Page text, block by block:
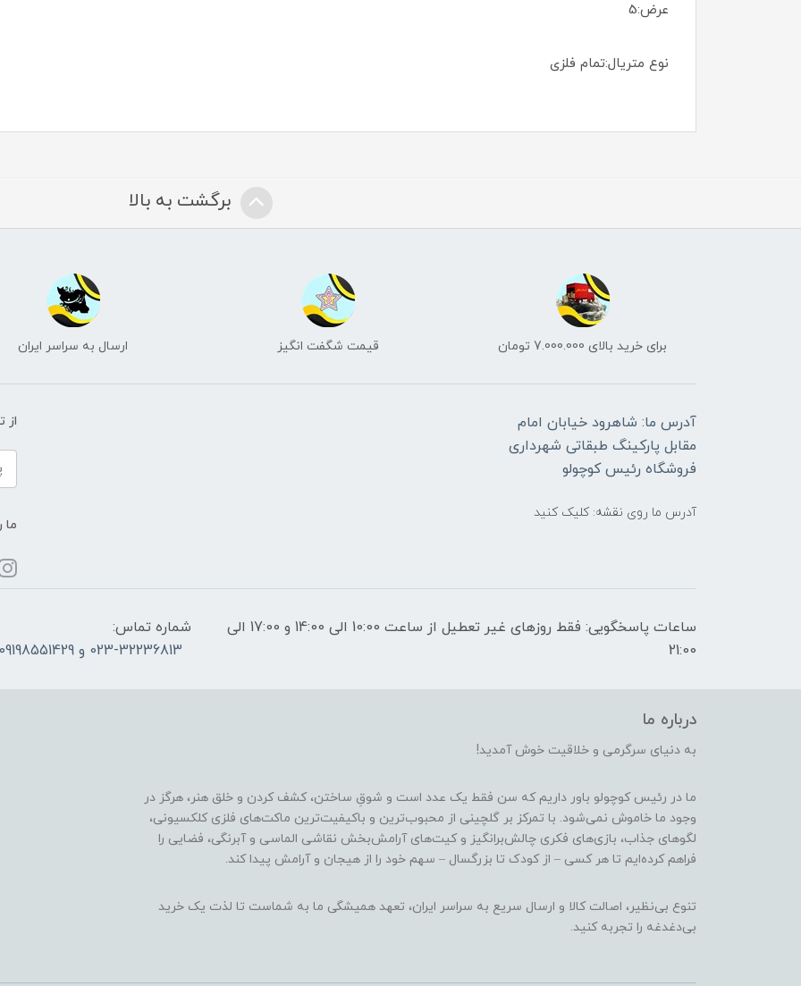
عرض:5
نوع متریال:تمام فلزی
برگشت به بالا
برای خرید بالای 7.000.000 تومان قیمت شگفت انگیز ارسال به سراسر ایران
آدرس ما: شاهرود خیابان امام
مقابل پارکینگ طبقاتی شهرداری
فروشگاه رئیس کوچولو
آدرس ما روی نقشه: کلیک کنید
از
ما
ساعات پاسخگویی: فقط روزهای غیر تعطیل از ساعت 10:00 الی 14:00 و 17:00 الی
21:00
شماره تماس:
023-32236813 و 09198551429
درباره ما
به دنیای سرگرمی و خلاقیت خوش آمدید!
ما در رئیس کوچولو باور داریم که سن فقط یک عدد است و شوقِ ساختن، کشف کردن و خلق هنر، هرگز در
وجود ما خاموش نمی‌شود. با تمرکز بر گلچینی از محبوب‌ترین و باکیفیت‌ترین ماکت‌های فلزی کلکسیونی،
لگوهای جذاب، بازی‌های فکری چالش‌برانگیز و کیت‌های آرامش‌بخش نقاشی الماسی و آبرنگی، فضایی را
فراهم کرده‌ایم تا هر کسی – از کودک تا بزرگسال – سهم خود را از هیجان و آرامش پیدا کند.
تنوع بی‌نظیر، اصالت کالا و ارسال سریع به سراسر ایران، تعهد همیشگی ما به شماست تا لذت یک خرید
بی‌دغدغه را تجربه کنید.